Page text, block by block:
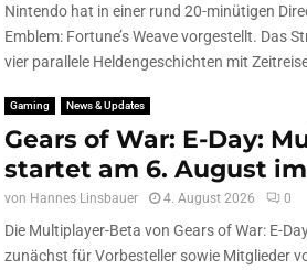
Nintendo hat in einer rund 20-minütigen
Emblem: Fortune’s Weave vorgestellt. Das
vier parallele Heldengeschichten mit
Gaming News & Updates
Gears of War: E-Day:
startet am 6. August
von Hannes Linsbauer 4. August 2026 0
Die Multiplayer-Beta von Gears of War: E-
zunächst für Vorbesteller sowie Mitglieder